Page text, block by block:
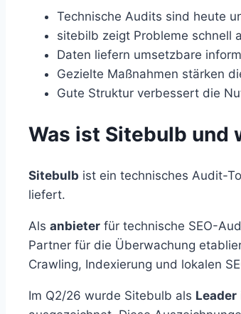
Technische Audits sind heute
sitebilb zeigt Probleme schnell
Daten liefern umsetzbare
Gezielte Maßnahmen stärken
Gute Struktur verbessert die
Was ist Sitebulb und
Sitebulb ist ein technisches Audit-
liefert.
Als anbieter für technische SEO-
Partner für die Überwachung
Crawling, Indexierung und lokalen
Im Q2/26 wurde Sitebulb als Leader